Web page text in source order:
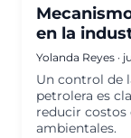
en la
Yolanda Reyes ·
Un control de
petrolera es
reducir
ambientales.